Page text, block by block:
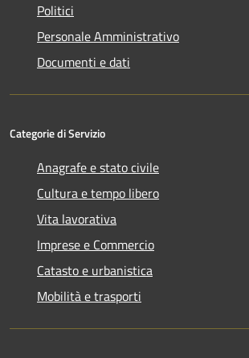
Politici
Personale Amministrativo
Documenti e dati
Categorie di Servizio
Anagrafe e stato civile
Cultura e tempo libero
Vita lavorativa
Imprese e Commercio
Catasto e urbanistica
Mobilità e trasporti